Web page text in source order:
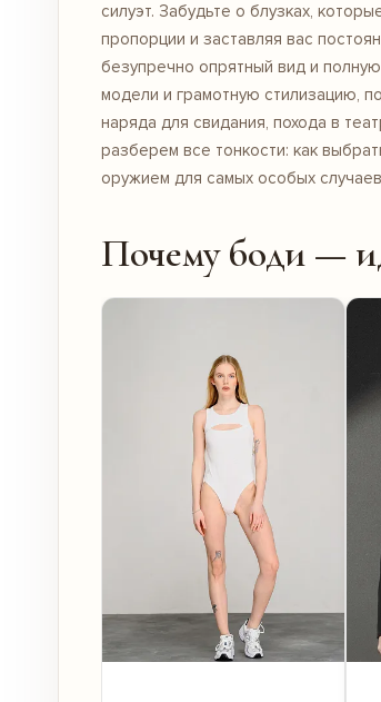
силуэт. Забудьте о блузках,
пропорции и заставляя вас
безупречно опрятный вид и
модели и грамотную стилизацию,
наряда для свидания, похода в
разберем все тонкости: как
оружием для самых особых
Почему боди —